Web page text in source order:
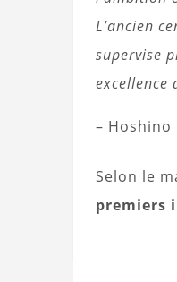
L’ancien
supervise
excellence
–
Selon le
premiers